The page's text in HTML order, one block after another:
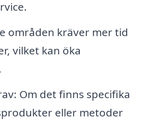
områden kräver mer tid
vilket kan öka
Om det finns specifika
eller metoder